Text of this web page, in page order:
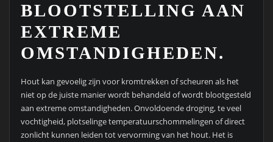
BLOOTSTELLING AAN
EXTREME
OMSTANDIGHEDEN.
Hout kan gevoelig zijn voor kromtrekken of scheuren als het
niet op de juiste manier wordt behandeld of wordt blootgesteld
aan extreme omstandigheden. Onvoldoende droging, te veel
vochtigheid, plotselinge temperatuurschommelingen of direct
zonlicht kunnen leiden tot vervorming van het hout. Het is